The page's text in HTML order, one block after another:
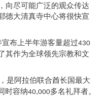
向尽可能广泛的观众传达
德大清真寺中心将很快宣
布上半年游客量超过430
其作为全球领先宗教和文
是阿拉伯联合酋长国最大
时容纳40,000多名礼拜者。